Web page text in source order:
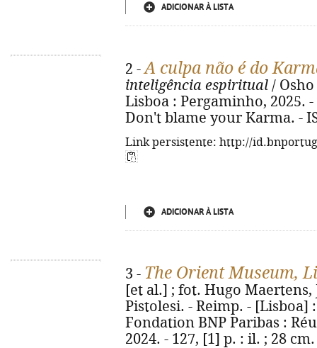
ADICIONAR À LISTA
2 -A culpa não é do
inteligência espiritual /
Lisboa : Pergaminho, 2025.
Don't blame your Karma. -
Link persistente: http://
ADICIONAR À LISTA
3 - The Orient Museum,
[et al.] ; fot. Hugo
Pistolesi. - Reimp. - [Lisboa]
Fondation BNP Paribas :
2024. - 127, [1] p. : il. ; 28